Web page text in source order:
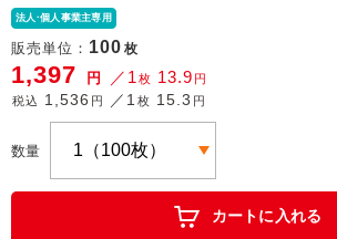
法人·個人事業主専用
販売単位： 100 枚
1,397 円 ／1 枚 13.9 円
税込
1,536 円 ／1 枚 15.3 円
数量
カートに入れる